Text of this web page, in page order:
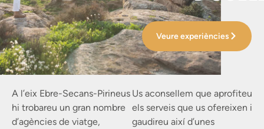
Veure experiències
A l’eix Ebre-Secans-Pirineus
hi trobareu un gran nombre
d’agències de viatge,
Us aconsellem que aprofiteu
els serveis que us ofereixen i
gaudireu així d’unes